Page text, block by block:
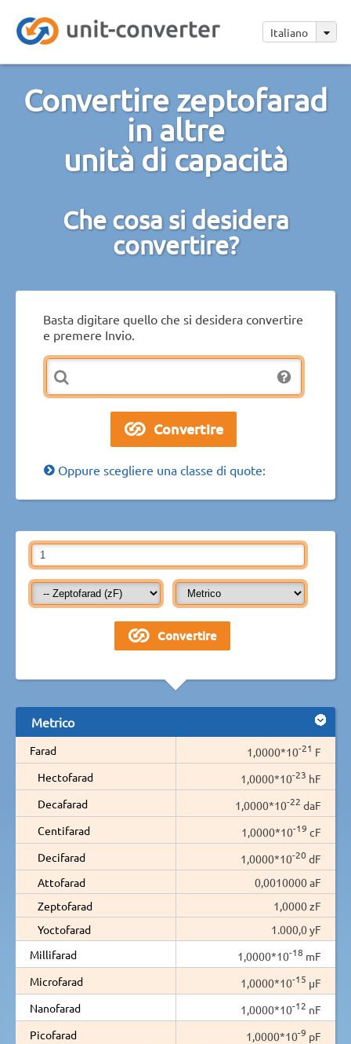
Italiano
Convertire zeptofarad
in altre
unità di capacità
Che cosa si desidera
convertire?
Basta digitare quello che si desidera convertire
e premere Invio.
Oppure scegliere una classe di quote:
Metrico
Farad 1,0000*10-21 F
Hectofarad
1,0000*10-23 hF
Decafarad
1,0000*10-22 daF
Centifarad
1,0000*10-19 cF
Decifarad
1,0000*10-20 dF
Attofarad
0,0010000 aF
Zeptofarad
1,0000 zF
Yoctofarad
1.000,0 yF
Millifarad
1,0000*10-18 mF
Microfarad
1,0000*10-15 µF
Nanofarad
1,0000*10-12 nF
Picofarad
1,0000*10-9 pF